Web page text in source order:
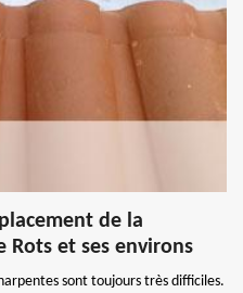
de la
Rots et ses environs
sont toujours très difficiles.